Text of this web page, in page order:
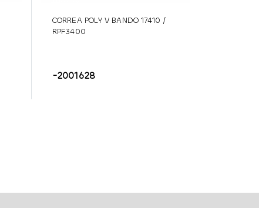
CORREA POLY V BANDO 17410 /
RPF3400
-2001628